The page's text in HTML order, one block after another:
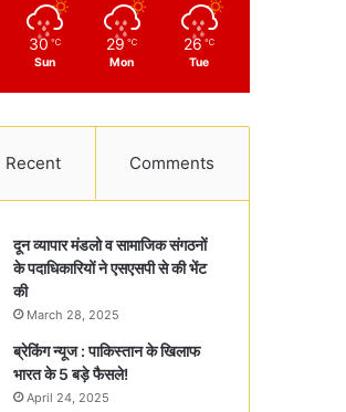
30 ℃
Sun
29 ℃
Mon
26 ℃
Tue
Recent Comments
दून व्यापार मंडलो व सामाजिक संगठनों
के पदाधिकारियों ने एसएसपी से की भेंट
की
March 28, 2025
ब्रेकिंग न्यूज : पाकिस्तान के खिलाफ
भारत के 5 बड़े फैसले!
April 24, 2025